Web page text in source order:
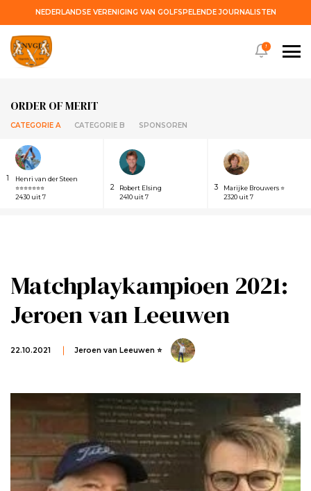
NEDERLANDSE VERENIGING VAN GOLFSPELENDE JOURNALISTEN
ORDER OF MERIT
CATEGORIE A CATEGORIE B SPONSOREN
1
Henri van der Steen
⭐⭐⭐⭐⭐⭐⭐
2430 uit 7
2
Robert Elsing
2410 uit 7
3
Marijke Brouwers ⭐
2320 uit 7
!
Matchplaykampioen 2021:
Jeroen van Leeuwen
22.10.2021 Jeroen van Leeuwen ⭐